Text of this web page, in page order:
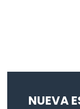
NUEVA